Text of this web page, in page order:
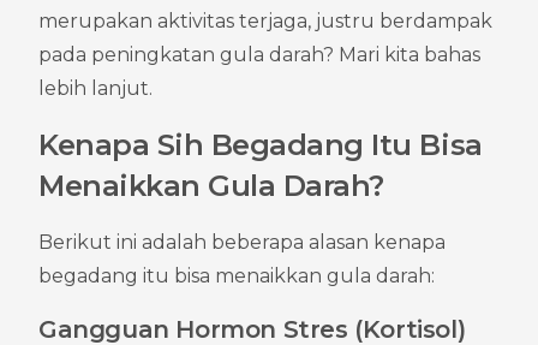
merupakan aktivitas terjaga, justru berdampak
pada peningkatan gula darah? Mari kita bahas
lebih lanjut.
Kenapa Sih Begadang Itu Bisa
Menaikkan Gula Darah?
Berikut ini adalah beberapa alasan kenapa
begadang itu bisa menaikkan gula darah:
Gangguan Hormon Stres (Kortisol)